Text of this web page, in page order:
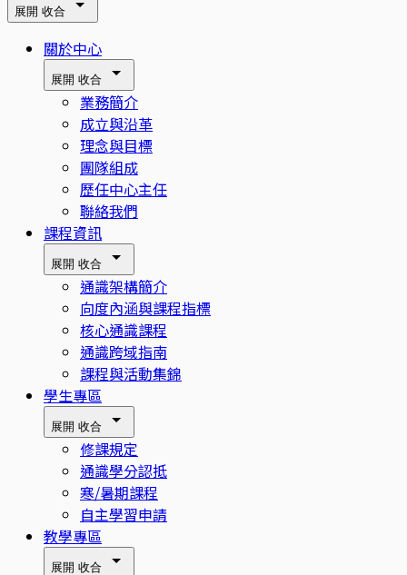
展開 收合
關於中心
展開 收合
業務簡介
成立與沿革
理念與目標
團隊組成
歷任中心主任
聯絡我們
課程資訊
展開 收合
通識架構簡介
向度內涵與課程指標
核心通識課程
通識跨域指南
課程與活動集錦
學生專區
展開 收合
修課規定
通識學分認抵
寒/暑期課程
自主學習申請
教學專區
展開 收合